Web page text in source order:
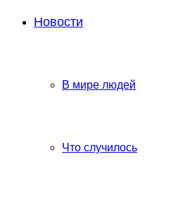
Новости
В мире людей
Что случилось